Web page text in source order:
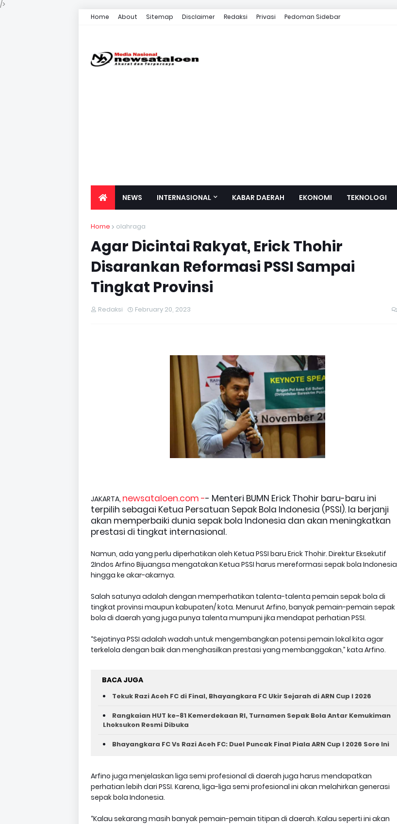
/>
Home About Sitemap Disclaimer Redaksi Privasi Pedoman Sidebar
NEWS INTERNASIONAL KABAR DAERAH EKONOMI TEKNOLOGI
Home olahraga
Agar Dicintai Rakyat, Erick Thohir
Disarankan Reformasi PSSI Sampai
Tingkat Provinsi
Redaksi February 20, 2023
JAKARTA, newsataloen.com -- Menteri BUMN Erick Thohir baru-baru ini
terpilih sebagai Ketua Persatuan Sepak Bola Indonesia (PSSI). Ia berjanji
akan memperbaiki dunia sepak bola Indonesia dan akan meningkatkan
prestasi di tingkat internasional.
Namun, ada yang perlu diperhatikan oleh Ketua PSSI baru Erick Thohir. Direktur Eksekutif
2Indos Arfino Bijuangsa mengatakan Ketua PSSI harus mereformasi sepak bola Indonesia
hingga ke akar-akarnya.
Salah satunya adalah dengan memperhatikan talenta-talenta pemain sepak bola di
tingkat provinsi maupun kabupaten/ kota. Menurut Arfino, banyak pemain-pemain sepak
bola di daerah yang juga punya talenta mumpuni jika mendapat perhatian PSSI.
“Sejatinya PSSI adalah wadah untuk mengembangkan potensi pemain lokal kita agar
terkelola dengan baik dan menghasilkan prestasi yang membanggakan,” kata Arfino.
BACA JUGA
Tekuk Razi Aceh FC di Final, Bhayangkara FC Ukir Sejarah di ARN Cup I 2026
Rangkaian HUT ke-81 Kemerdekaan RI, Turnamen Sepak Bola Antar Kemukiman
Lhoksukon Resmi Dibuka
Bhayangkara FC Vs Razi Aceh FC: Duel Puncak Final Piala ARN Cup I 2026 Sore Ini
Arfino juga menjelaskan liga semi profesional di daerah juga harus mendapatkan
perhatian lebih dari PSSI. Karena, liga-liga semi profesional ini akan melahirkan generasi
sepak bola Indonesia.
“Kalau sekarang masih banyak pemain-pemain titipan di daerah. Kalau seperti ini akan